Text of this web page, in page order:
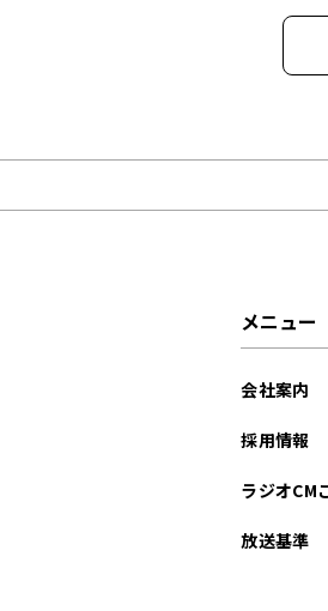
メニュー
会社案内
採用情報
ラジオCM
放送基準